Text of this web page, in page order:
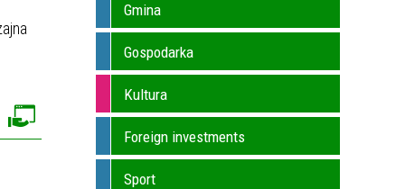
Gmina
Gospodarka
Kultura
Foreign investments
Sport